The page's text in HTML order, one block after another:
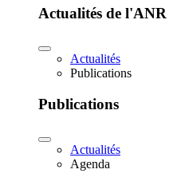
Actualités de l'ANR
Actualités
Publications
Publications
Actualités
Agenda